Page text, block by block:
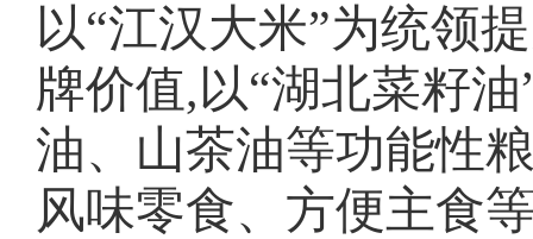
以“江汉大米”为统领
牌价值,以“湖北菜籽
油、山茶油等功能性
风味零食、方便主食